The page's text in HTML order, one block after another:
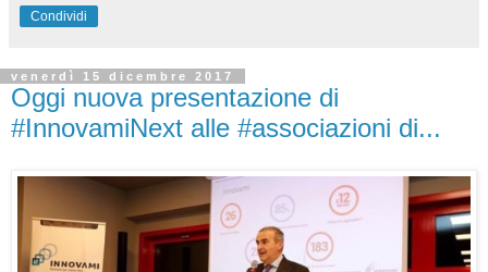
Condividi
venerdì 15 dicembre 2017
Oggi nuova presentazione di
#InnovamiNext alle #associazioni di...